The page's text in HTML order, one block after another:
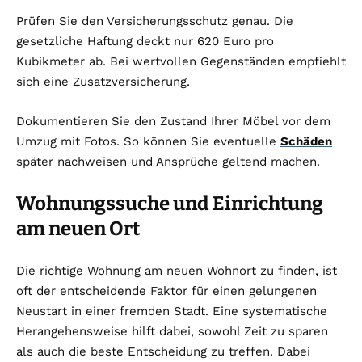
Prüfen Sie den Versicherungsschutz genau. Die
gesetzliche Haftung deckt nur 620 Euro pro
Kubikmeter ab. Bei wertvollen Gegenständen empfiehlt
sich eine Zusatzversicherung.
Dokumentieren Sie den Zustand Ihrer Möbel vor dem
Umzug mit Fotos. So können Sie eventuelle Schäden
später nachweisen und Ansprüche geltend machen.
Wohnungssuche und Einrichtung
am neuen Ort
Die richtige Wohnung am neuen Wohnort zu finden, ist
oft der entscheidende Faktor für einen gelungenen
Neustart in einer fremden Stadt. Eine systematische
Herangehensweise hilft dabei, sowohl Zeit zu sparen
als auch die beste Entscheidung zu treffen. Dabei